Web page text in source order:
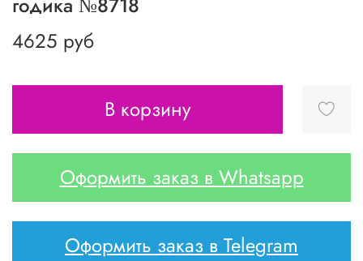
4625 руб
В корзину
Оформить заказ в Whatsapp
Оформить заказ в Telegram